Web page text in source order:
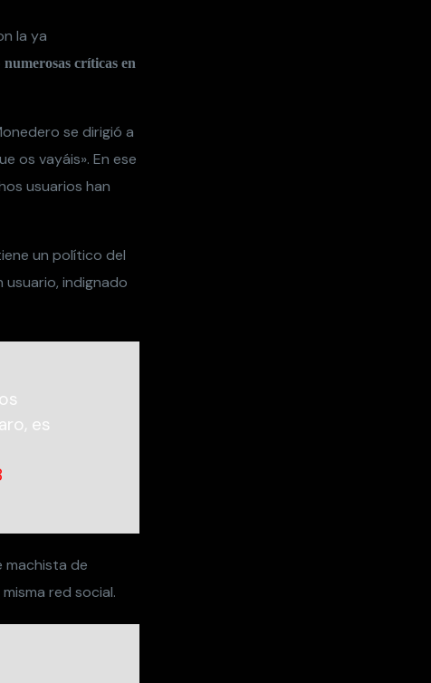
la ya
numerosas críticas en
se dirigió a
os vayáis». En ese
usuarios han
un político del
usuario, indignado
es
de
red social.